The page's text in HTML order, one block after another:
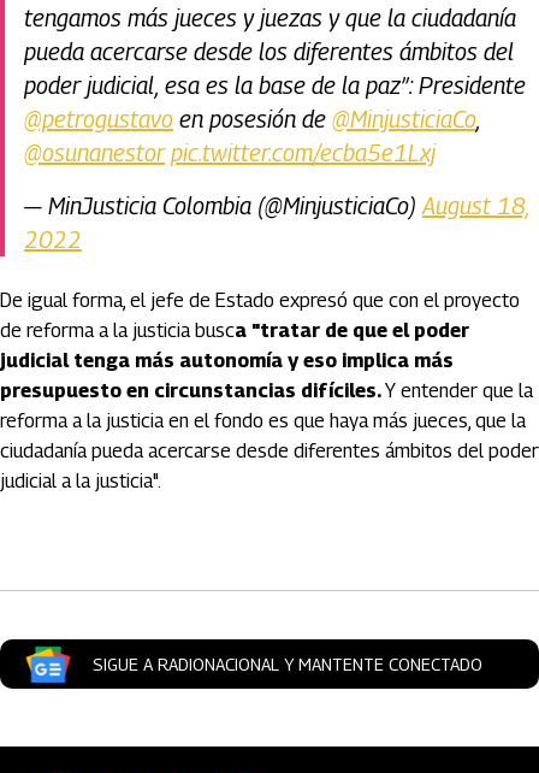
tengamos más jueces y juezas y que la ciudadanía
pueda acercarse desde los diferentes ámbitos del
poder judicial, esa es la base de la paz”: Presidente
@petrogustavo en posesión de @MinjusticiaCo,
@osunanestor pic.twitter.com/ecba5e1Lxj
— MinJusticia Colombia (@MinjusticiaCo)August 18,
2022
De igual forma, el jefe de Estado expresó que con el proyecto
de reforma a la justicia busca "tratar de que el poder
judicial tenga más autonomía y eso implica más
presupuesto en circunstancias difíciles.Y entender que la
reforma a la justicia en el fondo es que haya más jueces, que la
ciudadanía pueda acercarse desde diferentes ámbitos del poder
judicial a la justicia".
SIGUE A RADIONACIONAL Y MANTENTE CONECTADO